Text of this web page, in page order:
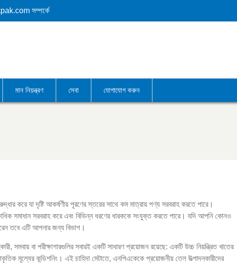
সম্পর্কে
মান নিয়ন্ত্রণ সেবা যোগাযোগ করুন
করে যা দৃষ্টি আকর্ষণীয় পূরণের স্তরের সাথে কম মাত্রায় পণ্য সরবরাহ করতে পারে।
সমাধান সরবরাহ করে এবং বিভিন্ন ধরণের ধারককে সংযুক্ত করতে পারে। যদি আপনি কোনও
তবে এটি আপনার জন্য বিভাগ।
সমবায় বা পরীক্ষাগারগুলির সবারই একটি সাধারণ প্রয়োজন রয়েছে: একটি উচ্চ নিয়ন্ত্রিত খাতের
মূল্যের কন্ডিশনিং। এই চাহিদা মেটাতে, এনপিএকেকে প্রয়োজনীয় তেল উত্পাদনকারীদের